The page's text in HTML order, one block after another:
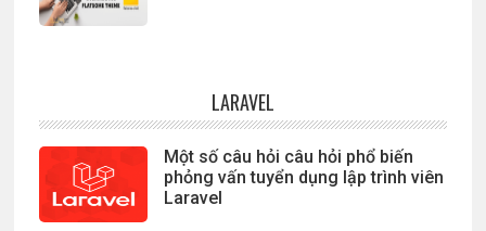
LARAVEL
Một số câu hỏi câu hỏi phổ biến
phỏng vấn tuyển dụng lập trình viên
Laravel